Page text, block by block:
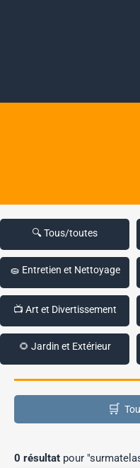
🔍 Tous/toutes
🧽 Entretien et Nettoyage
📺 Art et Divertissement
🌻 Jardin et Extérieur
🛒
0 résultat pour